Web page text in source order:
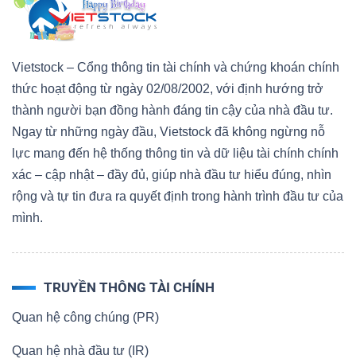
Vietstock – Cổng thông tin tài chính và chứng khoán chính
thức hoạt động từ ngày 02/08/2002, với định hướng trở
thành người bạn đồng hành đáng tin cậy của nhà đầu tư.
Ngay từ những ngày đầu, Vietstock đã không ngừng nỗ
lực mang đến hệ thống thông tin và dữ liệu tài chính chính
xác – cập nhật – đầy đủ, giúp nhà đầu tư hiểu đúng, nhìn
rộng và tự tin đưa ra quyết định trong hành trình đầu tư của
mình.
TRUYỀN THÔNG TÀI CHÍNH
Quan hệ công chúng (PR)
Quan hệ nhà đầu tư (IR)